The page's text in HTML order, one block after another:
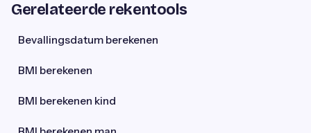
Gerelateerde rekentools
Bevallingsdatum berekenen
BMI berekenen
BMI berekenen kind